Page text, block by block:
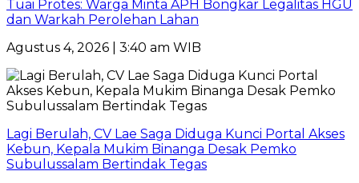
Tuai Protes: Warga Minta APH Bongkar Legalitas HGU
dan Warkah Perolehan Lahan
Agustus 4, 2026 | 3:40 am WIB
Lagi Berulah, CV Lae Saga Diduga Kunci Portal Akses
Kebun, Kepala Mukim Binanga Desak Pemko
Subulussalam Bertindak Tegas